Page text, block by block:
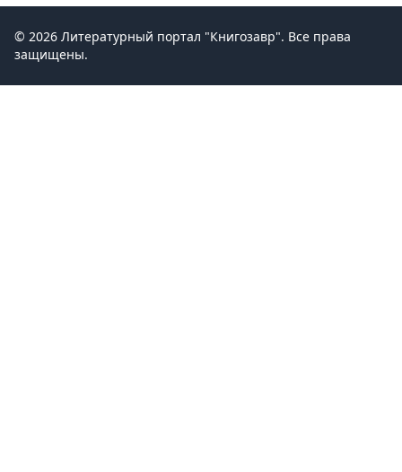
© 2026 Литературный портал "Книгозавр". Все права
защищены.